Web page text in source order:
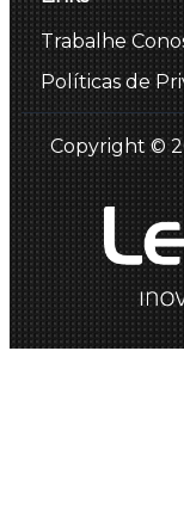
Trabalhe
Políticas de
Copyright ©